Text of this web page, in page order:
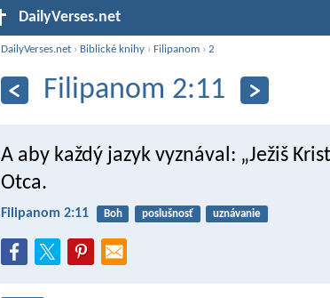
DailyVerses.net
DailyVerses.net › Biblické knihy ›Filipanom ›2
Filipanom 2:11
A aby každý jazyk vyznával: „Ježiš
Otca.
Filipanom 2:11 Boh poslušnosť uznávanie